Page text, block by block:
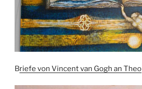
Briefe von Vincent van Gogh an Theo